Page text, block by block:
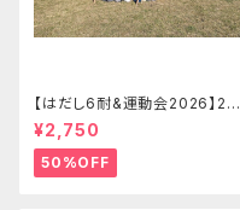
【はだし6耐&運動会2026】2-4
名リレーの部 はだし6耐＋運動
会チームエントリー【2026.09.
26(土)】
¥2,750
50%OFF